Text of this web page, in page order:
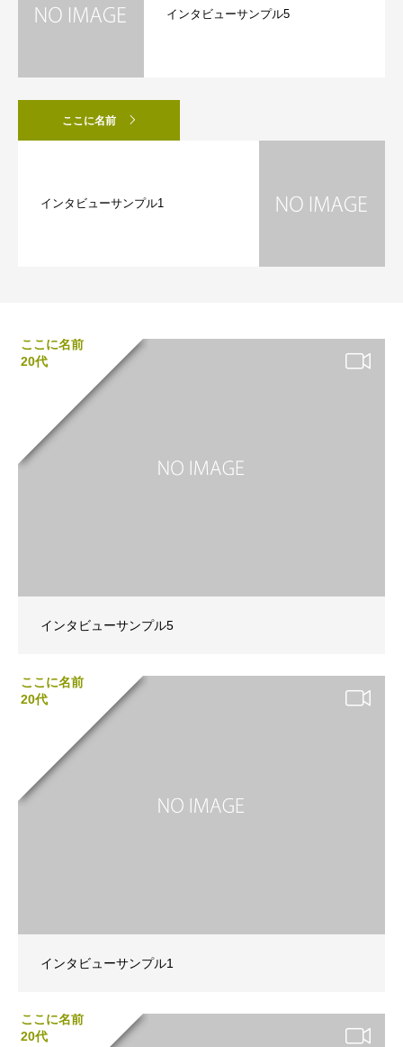
インタビューサンプル5
ここに名前
インタビューサンプル1
ここに名前
20代
インタビューサンプル5
ここに名前
20代
インタビューサンプル1
ここに名前
20代